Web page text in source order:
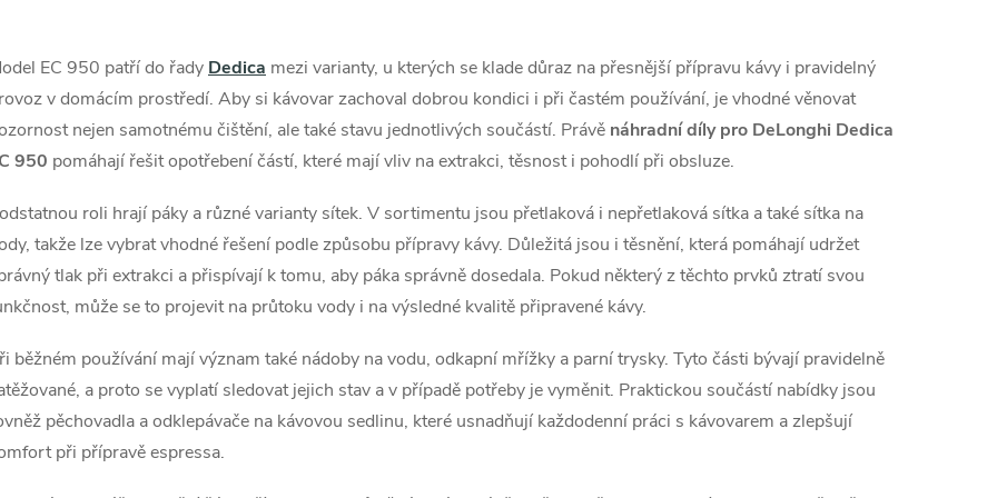
á
n
k
o
á
n
í
EC 950 patří do řady Dedica mezi varianty, u kterých se klade důraz na přesnější přípravu kávy i pravidelný
v domácím prostředí. Aby si kávovar zachoval dobrou kondici i při častém používání, je vhodné věnovat
nejen samotnému čištění, ale také stavu jednotlivých součástí. Právě náhradní díly pro DeLonghi Dedica
950 pomáhají řešit opotřebení částí, které mají vliv na extrakci, těsnost i pohodlí při obsluze.
roli hrají páky a různé varianty sítek. V sortimentu jsou přetlaková i nepřetlaková sítka a také sítka na
takže lze vybrat vhodné řešení podle způsobu přípravy kávy. Důležitá jsou i těsnění, která pomáhají udržet
tlak při extrakci a přispívají k tomu, aby páka správně dosedala. Pokud některý z těchto prvků ztratí svou
může se to projevit na průtoku vody i na výsledné kvalitě připravené kávy.
běžném používání mají význam také nádoby na vodu, odkapní mřížky a parní trysky. Tyto části bývají pravidelně
a proto se vyplatí sledovat jejich stav a v případě potřeby je vyměnit. Praktickou součástí nabídky jsou
pěchovadla a odklepávače na kávovou sedlinu, které usnadňují každodenní práci s kávovarem a zlepšují
při přípravě espressa.